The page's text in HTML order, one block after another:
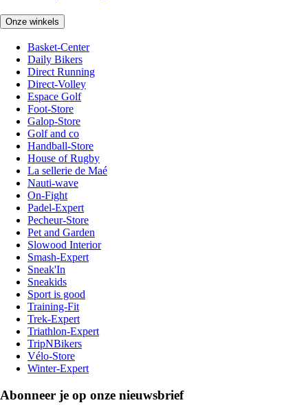
Onze winkels
Basket-Center
Daily Bikers
Direct Running
Direct-Volley
Espace Golf
Foot-Store
Galop-Store
Golf and co
Handball-Store
House of Rugby
La sellerie de Maé
Nauti-wave
On-Fight
Padel-Expert
Pecheur-Store
Pet and Garden
Slowood Interior
Smash-Expert
Sneak'In
Sneakids
Sport is good
Training-Fit
Trek-Expert
Triathlon-Expert
TripNBikers
Vélo-Store
Winter-Expert
Abonneer je op onze nieuwsbrief